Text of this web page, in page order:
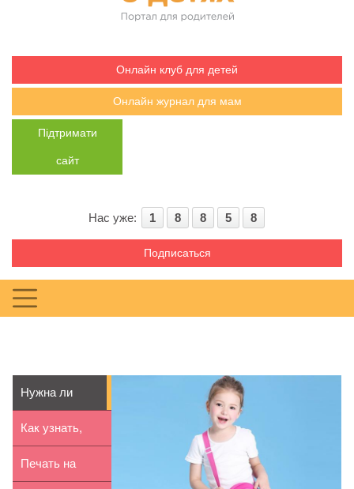
Онлайн клуб для детей
Онлайн журнал для мам
Підтримати
сайт
Нас уже: 1 8 8 5 8
Подписаться
Нужна ли
маленькому
ребенку соб...
Как узнать,
что ребенок
Печать на